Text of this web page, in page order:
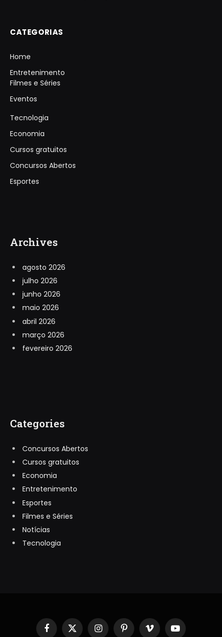
CATEGORIAS
Home
Entretenimento
Filmes e Séries
Eventos
Tecnologia
Economia
Cursos gratuitos
Concursos Abertos
Esportes
Archives
agosto 2026
julho 2026
junho 2026
maio 2026
abril 2026
março 2026
fevereiro 2026
Categories
Concursos Abertos
Cursos gratuitos
Economia
Entretenimento
Esportes
Filmes e Séries
Notícias
Tecnologia
Facebook
X InstagramPinterestVimeo YouTube